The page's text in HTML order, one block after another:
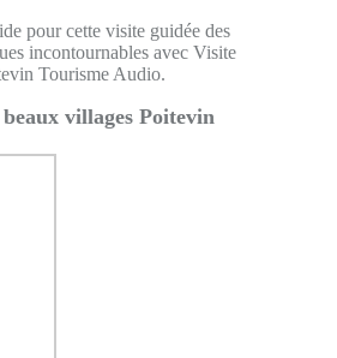
pour cette visite guidée des
incontournables avec Visite
Tourisme Audio.
villages Poitevin